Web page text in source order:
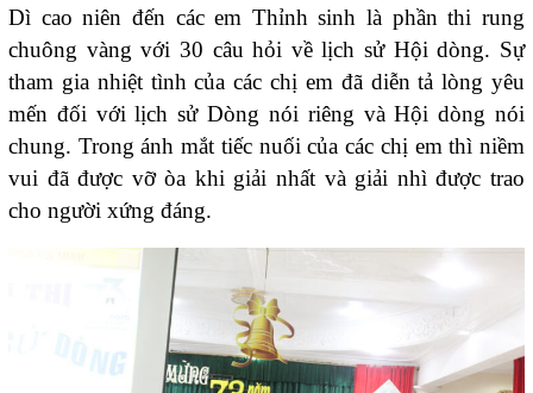
Dì cao niên đến các em Thỉnh sinh là phần thi rung
chuông vàng với 30 câu hỏi về lịch sử Hội dòng. Sự
tham gia nhiệt tình của các chị em đã diễn tả lòng yêu
mến đối với lịch sử Dòng nói riêng và Hội dòng nói
chung. Trong ánh mắt tiếc nuối của các chị em thì niềm
vui đã được vỡ òa khi giải nhất và giải nhì được trao
cho người xứng đáng.